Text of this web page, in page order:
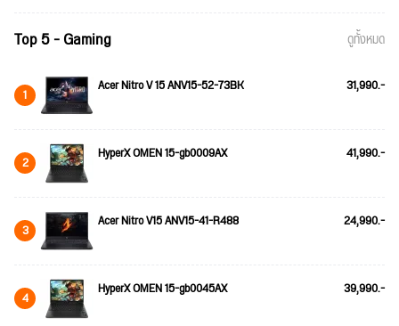
Top 5 - Gaming ดูทั้งหมด
1 Acer Nitro V 15 ANV15-52-73BK 31,990.-
2 HyperX OMEN 15-gb0009AX 41,990.-
3 Acer Nitro V15 ANV15-41-R488 24,990.-
4 HyperX OMEN 15-gb0045AX 39,990.-